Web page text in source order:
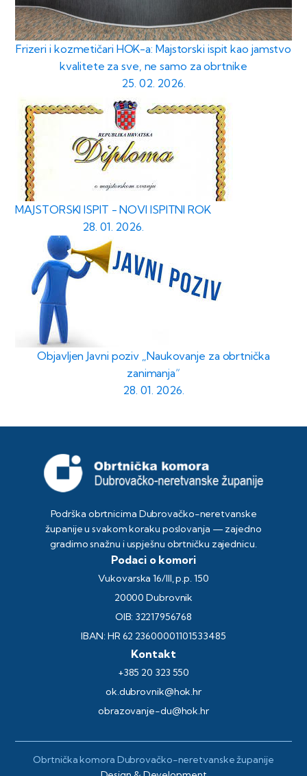
Frizeri i kozmetičari HOK-a: Majstorski ispit kao jamstvo
kvalitete za sve, ne samo za obrtnike
25. 02. 2026.
MAJSTORSKI ISPIT - NOVI ISPITNI ROK
28. 01. 2026.
Objavljen Javni poziv „Naukovanje za obrtnička
zanimanja“
28. 01. 2026.
Podrška obrtnicima Dubrovačko-neretvanske
županije u svakom koraku poslovanja — zajedno
gradimo snažnu i uspješnu obrtničku zajednicu.
Podaci o komori
Vukovarska 16/III, p.p. 150
20000 Dubrovnik
OIB: 32217956768
IBAN: HR 62 23600001101533485
Kontakt
+385 20 323 550
ok.dubrovnik@hok.hr
obrazovanje-du@hok.hr
Obrtnička komora Dubrovačko-neretvanske županije